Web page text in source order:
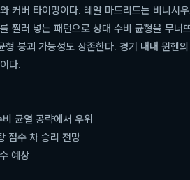
커버 타이밍이다. 레알 마드리드는 비니시
찔러 넣는 패턴으로 상대 수비 균형을 무너
붕괴 가능성도 상존한다. 경기 내내 뮌헨
다.
균열 공략에서 우위
점수 차 승리 전망
예상